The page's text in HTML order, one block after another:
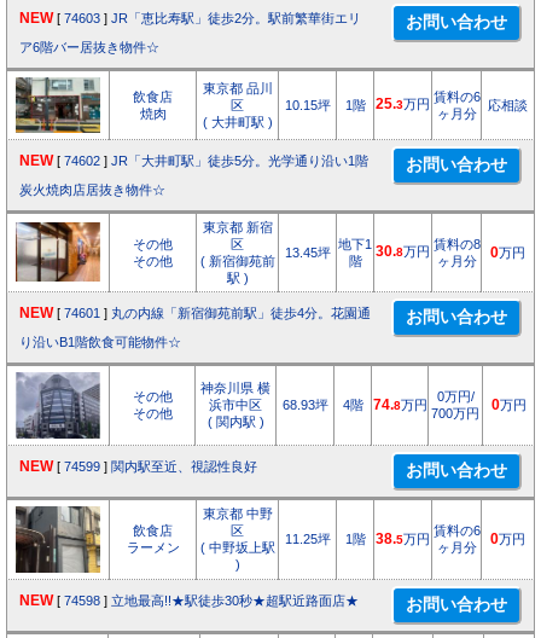
NEW [ 74603 ] JR「恵比寿駅」徒歩2分。駅前繁華街エリ
ア6階バー居抜き物件☆
飲食店
焼肉
東京都 品川
区
( 大井町駅 )
10.15坪 1階 25.3万円 賃料の6
ヶ月分
応相談
NEW [ 74602 ] JR「大井町駅」徒歩5分。光学通り沿い1階
炭火焼肉店居抜き物件☆
その他
その他
東京都 新宿
区
( 新宿御苑前
駅 )
13.45坪
地下1
階
30.8万円 賃料の8
ヶ月分
0万円
NEW [ 74601 ] 丸の内線「新宿御苑前駅」徒歩4分。花園通
り沿いB1階飲食可能物件☆
その他
その他
神奈川県 横
浜市中区
( 関内駅 )
68.93坪 4階 74.8万円
0万円/
700万円
0万円
NEW [ 74599 ] 関内駅至近、視認性良好
飲食店
ラーメン
東京都 中野
区
( 中野坂上駅
)
11.25坪 1階 38.5万円
賃料の6
ヶ月分
0万円
NEW [ 74598 ] 立地最高!!★駅徒歩30秒★超駅近路面店★